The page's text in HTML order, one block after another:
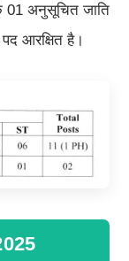
01 अनुसूचित जाति
आरक्षित है।